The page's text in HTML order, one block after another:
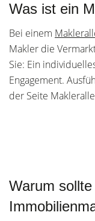
Was ist ein
Bei einem
Makler die
Sie: Ein
Engagement.
der Seite
Warum